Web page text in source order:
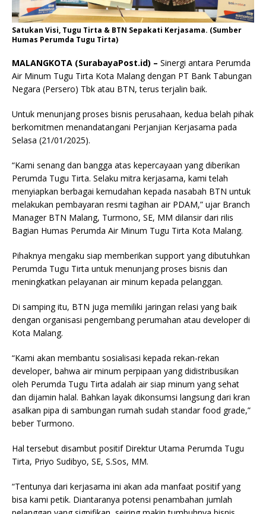
Satukan Visi, Tugu Tirta & BTN Sepakati Kerjasama. (Sumber
Humas Perumda Tugu Tirta)
MALANGKOTA (SurabayaPost.id) – Sinergi antara Perumda
Air Minum Tugu Tirta Kota Malang dengan PT Bank Tabungan
Negara (Persero) Tbk atau BTN, terus terjalin baik.
Untuk menunjang proses bisnis perusahaan, kedua belah pihak
berkomitmen menandatangani Perjanjian Kerjasama pada
Selasa (21/01/2025).
“Kami senang dan bangga atas kepercayaan yang diberikan
Perumda Tugu Tirta. Selaku mitra kerjasama, kami telah
menyiapkan berbagai kemudahan kepada nasabah BTN untuk
melakukan pembayaran resmi tagihan air PDAM,” ujar Branch
Manager BTN Malang, Turmono, SE, MM dilansir dari rilis
Bagian Humas Perumda Air Minum Tugu Tirta Kota Malang.
Pihaknya mengaku siap memberikan support yang dibutuhkan
Perumda Tugu Tirta untuk menunjang proses bisnis dan
meningkatkan pelayanan air minum kepada pelanggan.
Di samping itu, BTN juga memiliki jaringan relasi yang baik
dengan organisasi pengembang perumahan atau developer di
Kota Malang.
“Kami akan membantu sosialisasi kepada rekan-rekan
developer, bahwa air minum perpipaan yang didistribusikan
oleh Perumda Tugu Tirta adalah air siap minum yang sehat
dan dijamin halal. Bahkan layak dikonsumsi langsung dari kran
asalkan pipa di sambungan rumah sudah standar food grade,”
beber Turmono.
Hal tersebut disambut positif Direktur Utama Perumda Tugu
Tirta, Priyo Sudibyo, SE, S.Sos, MM.
“Tentunya dari kerjasama ini akan ada manfaat positif yang
bisa kami petik. Diantaranya potensi penambahan jumlah